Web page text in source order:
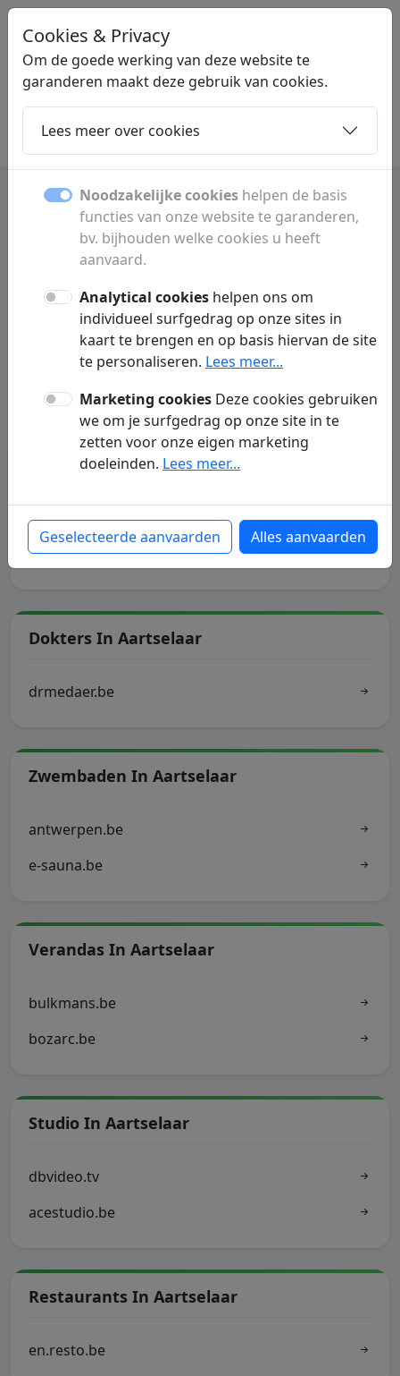
STARTBLIJ.BE
Home Dochters Contact
Aartselaar bedrijven,
diensten en lokale informatie
Ontdek bedrijven, winkels, verenigingen,
evenementen en nuttige informatie over
Aartselaar voor inwoners, bezoekers en
ondernemers.
Gemeente Aartselaar
openingsurengemeentehuis.be
ocmwaartselaar.be
Dokters In Aartselaar
drmedaer.be
Zwembaden In Aartselaar
antwerpen.be
e-sauna.be
Verandas In Aartselaar
bulkmans.be
bozarc.be
Studio In Aartselaar
dbvideo.tv
acestudio.be
Restaurants In Aartselaar
en.resto.be
Cookies & Privacy
Om de goede werking van deze website te
garanderen maakt deze gebruik van cookies.
Lees meer over cookies
Noodzakelijke cookies helpen de basis
functies van onze website te garanderen,
bv. bijhouden welke cookies u heeft
aanvaard.
Analytical cookies helpen ons om
individueel surfgedrag op onze sites in
kaart te brengen en op basis hiervan de site
te personaliseren. Lees meer...
Marketing cookies Deze cookies gebruiken
we om je surfgedrag op onze site in te
zetten voor onze eigen marketing
doeleinden. Lees meer...
Geselecteerde aanvaarden Alles aanvaarden